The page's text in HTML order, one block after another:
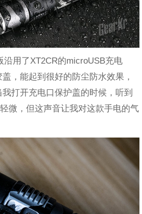
沿用了XT2CR的microUSB充电
，能起到很好的防尘防水效果，
打开充电口保护盖的时候，听到
微，但这声音让我对这款手电的气